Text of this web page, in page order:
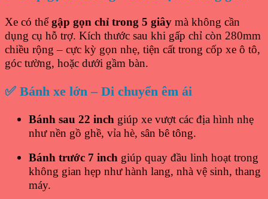
Xe có thểgập gọn chỉ trong 5 giây mà không cần
dụng cụ hỗ trợ. Kích thước sau khi gấp chỉ còn 280mm
chiều rộng – cực kỳ gọn nhẹ, tiện cất trong cốp xe ô tô,
góc tường, hoặc dưới gầm bàn.
✅ Bánh xe lớn – Di chuyển êm ái
Bánh sau 22 inch giúp xe vượt các địa hình nhẹ
như nền gồ ghề, vỉa hè, sân bê tông.
Bánh trước 7 inch giúp quay đầu linh hoạt trong
không gian hẹp như hành lang, nhà vệ sinh, thang
máy.